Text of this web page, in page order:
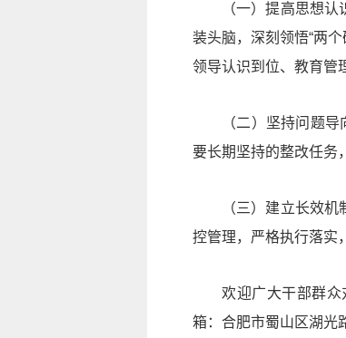
（一）提高思想
装头脑，深刻领悟“两个
领导认识到位、教育管
（二）坚持问题
要长期坚持的整改任务
（三）建立长效
控管理，严格执行落实
欢迎广大干部群
箱：合肥市蜀山区湖光